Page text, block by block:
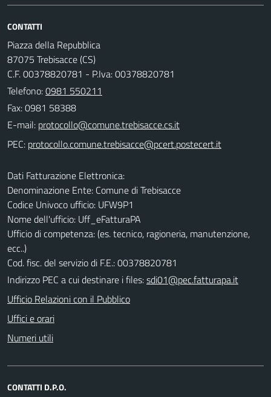
CONTATTI
Piazza della Repubblica
87075 Trebisacce (CS)
C.F. 00378820781 - P.Iva: 00378820781
Telefono:0981 550211
Fax: 0981 58388
E-mail:
PEC:
Dati Fatturazione Elettronica:
Denominazione Ente: Comune di Trebisacce
Codice Univoco ufficio: UFW9P1
Nome dell'ufficio: Uff_eFatturaPA
Ufficio di competenza: (es. tecnico, ragioneria, manutenzione,
ecc..)
Cod. fisc. del servizio di F.E.: 00378820781
Indirizzo PEC a cui destinare i files:sdi01@pec.fatturapa.it
Ufficio Relazioni con il Pubblico
Uffici e orari
Numeri utili
CONTATTI D.P.O.